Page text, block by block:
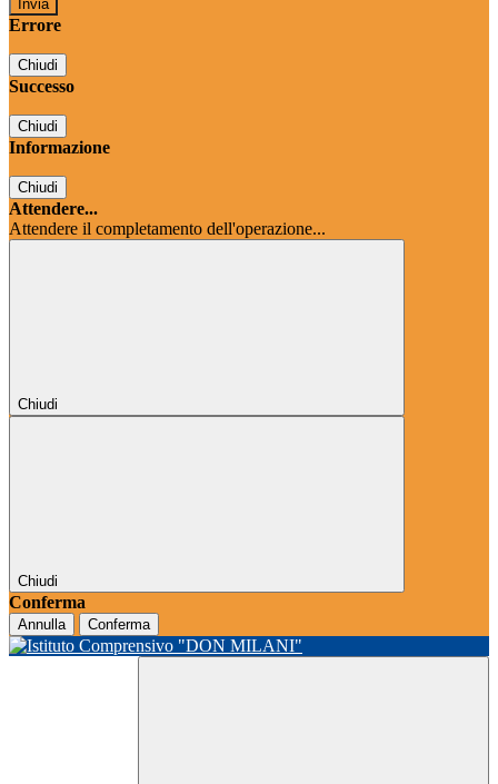
Errore
Chiudi
Successo
Chiudi
Informazione
Chiudi
Attendere...
Attendere il completamento dell'operazione...
Chiudi
Chiudi
Conferma
Annulla Conferma